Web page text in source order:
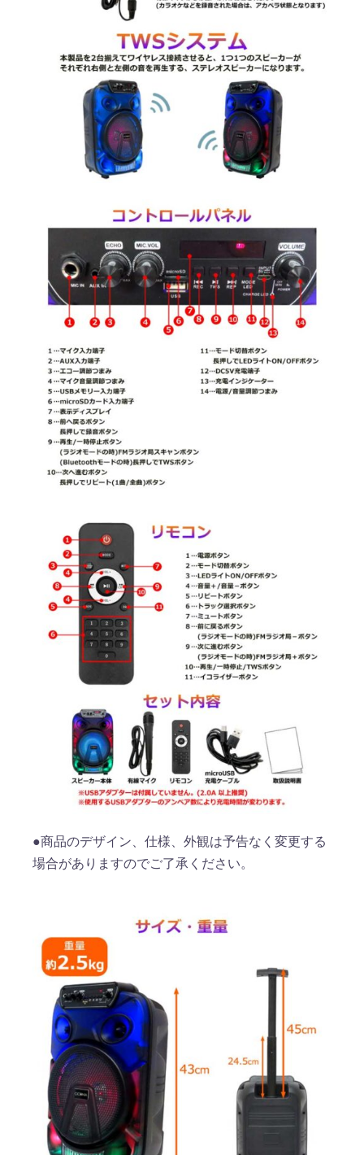
●商品のデザイン、仕様、外観は予告なく変更する
場合がありますのでご了承ください。